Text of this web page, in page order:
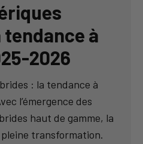
à
2026
: la tendance à
l’émergence des
haut de gamme, la
transformation.